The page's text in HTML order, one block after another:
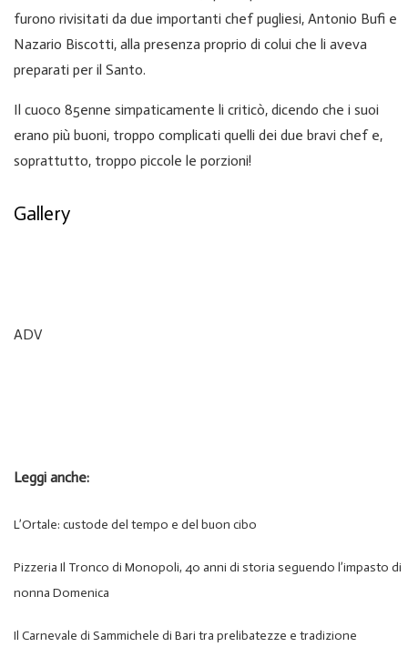
furono rivisitati da due importanti chef pugliesi, Antonio Bufi e
Nazario Biscotti, alla presenza proprio di colui che li aveva
preparati per il Santo.
Il cuoco 85enne simpaticamente li criticò, dicendo che i suoi
erano più buoni, troppo complicati quelli dei due bravi chef e,
soprattutto, troppo piccole le porzioni!
Gallery
ADV
Leggi anche:
L’Ortale: custode del tempo e del buon cibo
Pizzeria Il Tronco di Monopoli, 40 anni di storia seguendo l’impasto di
nonna Domenica
Il Carnevale di Sammichele di Bari tra prelibatezze e tradizione